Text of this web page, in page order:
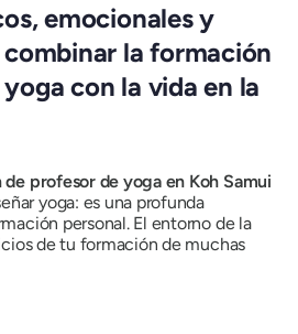
emocionales y
la formación
con la vida en la
profesor de yoga en Koh Samui
yoga: es una profunda
personal. El entorno de la
de tu formación de muchas